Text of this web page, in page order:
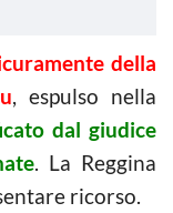
della
, espulso nella
dal giudice
. La Reggina
ricorso.